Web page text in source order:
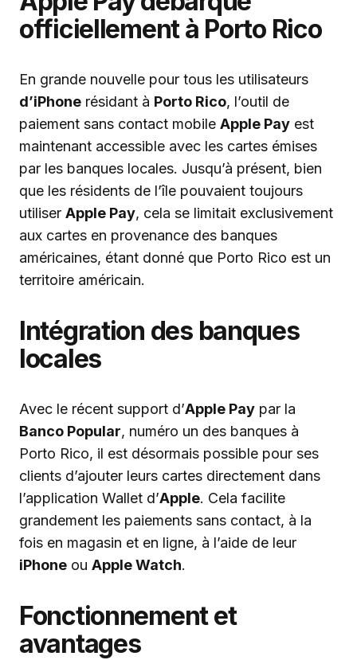
officiellement à Porto Rico
En grande nouvelle pour tous les utilisateurs
d’iPhone résidant à Porto Rico, l’outil de
paiement sans contact mobile Apple Pay est
maintenant accessible avec les cartes émises
par les banques locales. Jusqu’à présent, bien
que les résidents de l’île pouvaient toujours
utiliser Apple Pay, cela se limitait exclusivement
aux cartes en provenance des banques
américaines, étant donné que Porto Rico est un
territoire américain.
Intégration des banques
locales
Avec le récent support d’Apple Pay par la
Banco Popular, numéro un des banques à
Porto Rico, il est désormais possible pour ses
clients d’ajouter leurs cartes directement dans
l’application Wallet d’Apple. Cela facilite
grandement les paiements sans contact, à la
fois en magasin et en ligne, à l’aide de leur
iPhone ou Apple Watch.
Fonctionnement et
avantages